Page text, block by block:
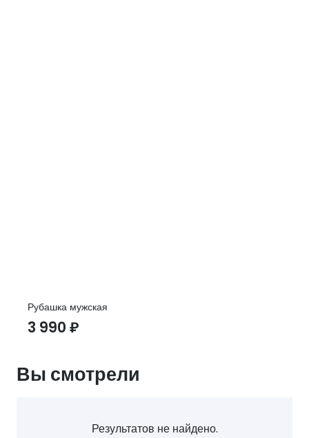
Рубашка мужская
3 990 ₽
Вы смотрели
Результатов не найдено.